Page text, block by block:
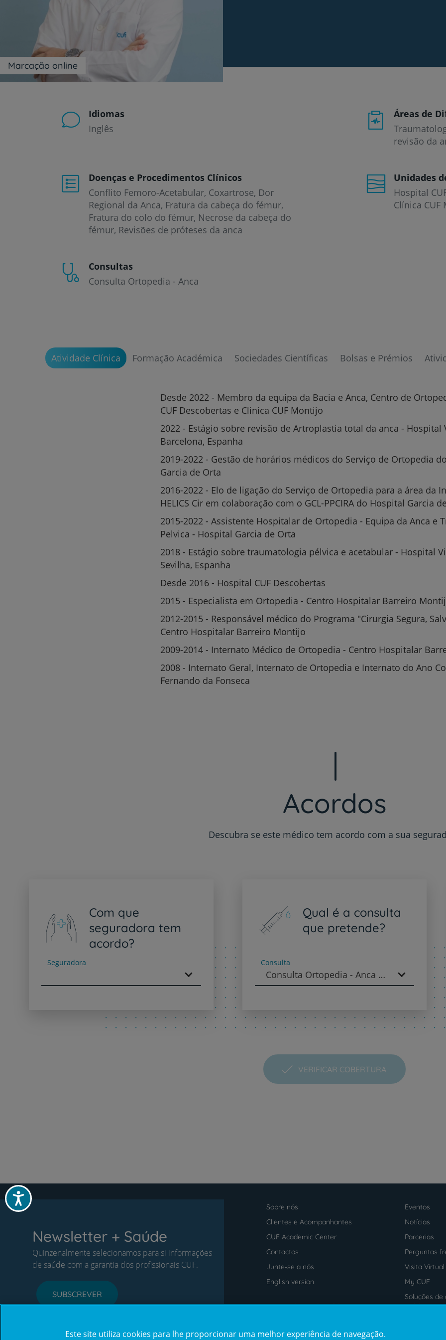
F10
para
abrir
Acessibilidade
Prevenção e bem-
Grandes Áreas da
Serviços CUF
Plano +CUF
My CUF
Clientes e acompanhantes
CUF Academic Center
Marcação online
Idiomas
Inglês
Áreas de
revisão da
Doenças e Procedimentos Clínicos
Conflito Femoro-Acetabular Coxartrose Dor
Regional da Anca Fratura da cabeça do fémur
Fratura do colo do fémur Necrose da cabeça do
fémur Revisões de próteses da anca
Unidades
Hospital
Clínica CUF
Consultas
Consulta Ortopedia - Anca
Atividade Clínica Formação Académica Sociedades Científicas Bolsas e Prémios
Desde 2022 - Membro da equipa da Bacia e Anca, Centro de
CUF Descobertas e Clinica CUF Montijo
2022 - Estágio sobre revisão de Artroplastia total da anca - Hospital
Barcelona, Espanha
2019-2022 - Gestão de horários médicos do Serviço de Ortopedia
Garcia de Orta
2016-2022 - Elo de ligação do Serviço de Ortopedia para a área da
HELICS Cir em colaboração com o GCL-PPCIRA do Hospital Garcia
2015-2022 - Assistente Hospitalar de Ortopedia - Equipa da Anca e
Pelvica - Hospital Garcia de Orta
2018 - Estágio sobre traumatologia pélvica e acetabular - Hospital
Sevilha, Espanha
Desde 2016 - Hospital CUF Descobertas
2015 - Especialista em Ortopedia - Centro Hospitalar Barreiro
2012-2015 - Responsável médico do Programa "Cirurgia Segura,
Centro Hospitalar Barreiro Montijo
2009-2014 - Internato Médico de Ortopedia - Centro Hospitalar
2008 - Internato Geral, Internato de Ortopedia e Internato do Ano
Fernando da Fonseca
Acordos
Descubra se este médico tem acordo com a sua
Com que
seguradora tem
acordo?
Seguradora
Qual é a consulta
que pretende?
Consulta
Consulta Ortopedia - Anca - Ortopedia
VERIFICAR COBERTURA
Newsletter + Saúde
Quinzenalmente selecionamos para si informações
de saúde com a garantia dos profissionais CUF.
SUBSCREVER
footer
Sobre nós
Eventos
Clientes e Acompanhantes
Notícias
CUF Academic Center
Parcerias
Contactos
Perguntas
Junte-se a nós
Visita Virtual
English version
My CUF
Intermediação de Crédito
Soluções de
saúde
Este site utiliza cookies para lhe proporcionar uma melhor experiência de navegação.